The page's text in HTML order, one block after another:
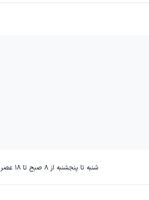
شنبه تا پنجشنبه از ۸ صبح تا ۱۸ عصر بجز روزهای تعطیل